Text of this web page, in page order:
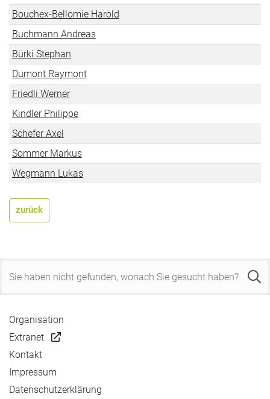
Bouchex-Bellomie Harold
Buchmann Andreas
Bürki Stephan
Dumont Raymont
Friedli Werner
Kindler Philippe
Schefer Axel
Sommer Markus
Wegmann Lukas
zurück
Organisation
Extranet
Kontakt
Impressum
Datenschutzerklärung